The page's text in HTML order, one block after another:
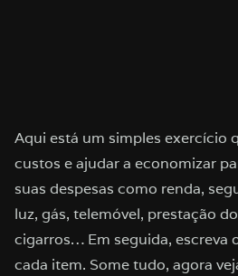
Aqui está um simples exercício
custos e ajudar a economizar
suas despesas como renda,
luz, gás, telemóvel, prestação
cigarros… Em seguida, escreva
cada item. Some tudo, agora